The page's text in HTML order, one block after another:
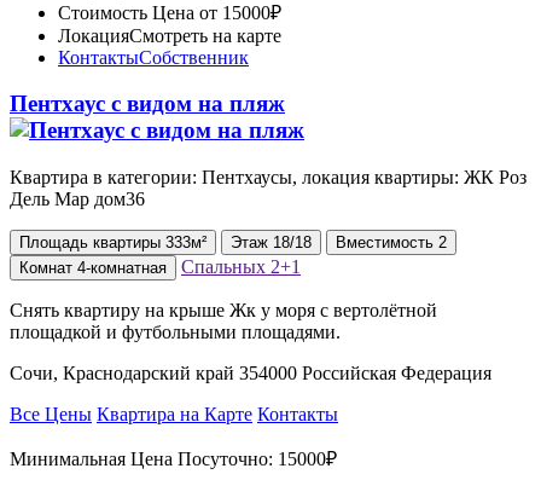
Стоимость Цена от 15000₽
ЛокацияСмотреть на карте
КонтактыСобственник
Пентхаус с видом на пляж
Квартира в категории: Пентхаусы, локация квартиры: ЖК ⁠Роз
Дель Мар дом36
Площадь квартиры 333м² Этаж 18/18 Вместимость 2
Комнат 4-комнатная Спальных 2+1
Снять квартиру на крыше Жк у моря с вертолётной
площадкой и футбольными площадями.
Сочи, Краснодарский край 354000 Российская Федерация
Все Цены Квартира на Карте Контакты
Минимальная Цена Посуточно: 15000₽